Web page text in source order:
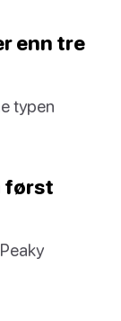
enn tre
typen
først